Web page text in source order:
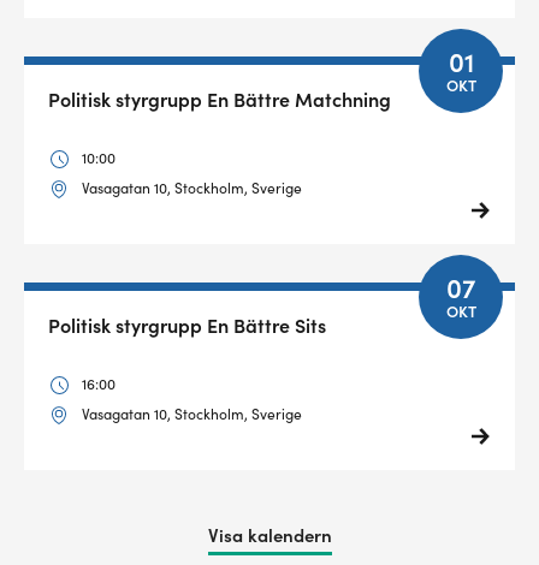
01
OKT
Politisk styrgrupp En Bättre Matchning
10:00
Vasagatan 10, Stockholm, Sverige
07
OKT
Politisk styrgrupp En Bättre Sits
16:00
Vasagatan 10, Stockholm, Sverige
Visa kalendern